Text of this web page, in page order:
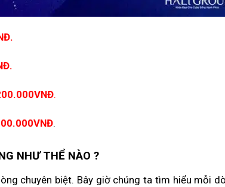
.
.
NHƯ THỂ NÀO ?
chuyên biệt. Bây giờ chúng ta tìm hiểu mỗi